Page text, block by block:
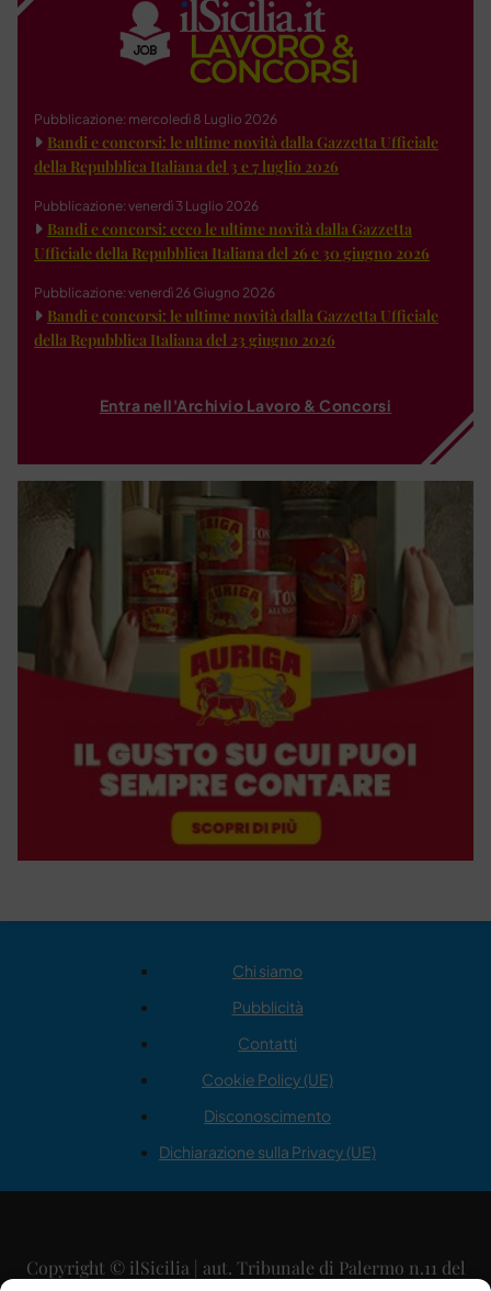
Pubblicazione: mercoledì 8 Luglio 2026
Bandi e concorsi: le ultime novità dalla Gazzetta Ufficiale
della Repubblica Italiana del 3 e 7 luglio 2026
Pubblicazione: venerdì 3 Luglio 2026
Bandi e concorsi: ecco le ultime novità dalla Gazzetta
Ufficiale della Repubblica Italiana del 26 e 30 giugno 2026
Pubblicazione: venerdì 26 Giugno 2026
Bandi e concorsi: le ultime novità dalla Gazzetta Ufficiale
della Repubblica Italiana del 23 giugno 2026
Entra nell'Archivio Lavoro & Concorsi
Chi siamo
Pubblicità
Contatti
Cookie Policy (UE)
Disconoscimento
Dichiarazione sulla Privacy (UE)
Copyright © ilSicilia | aut. Tribunale di Palermo n.11 del